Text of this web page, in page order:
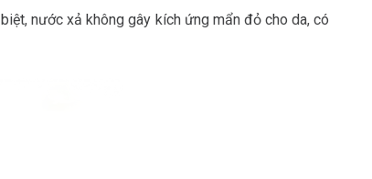
nước xả không gây kích ứng mẩn đỏ cho da, có